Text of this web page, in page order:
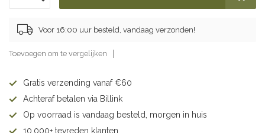
Voor 16:00 uur besteld, vandaag verzonden!
Toevoegen om te vergelijken
Gratis verzending vanaf €60
Achteraf betalen via Billink
Op voorraad is vandaag besteld, morgen in huis
10.000+ tevreden klanten